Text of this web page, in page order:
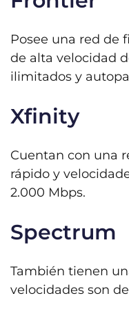
Posee una red de
de alta velocidad
ilimitados y
Xfinity
Cuentan con una
rápido y
2.000 Mbps.
Spectrum
También tienen
velocidades son